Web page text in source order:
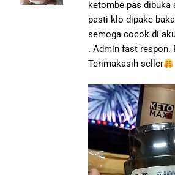
ketombe pas dibuka
pasti klo dipake
semoga cocok di
. Admin fast respon.
Terimakasih seller